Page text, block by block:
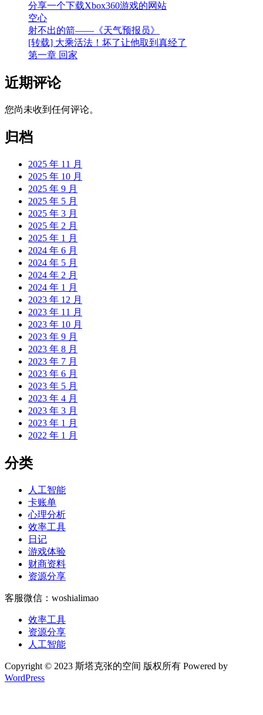
分享一个下载Xbox360游戏的网站
空心
射不出的箭——《天气预报员》
[转载] 大乘活法！坏了让他取到真经了
第一章 回家
近期评论
您尚未收到任何评论。
归档
2025 年 11 月
2025 年 10 月
2025 年 9 月
2025 年 5 月
2025 年 3 月
2025 年 2 月
2025 年 1 月
2024 年 6 月
2024 年 5 月
2024 年 2 月
2024 年 1 月
2023 年 12 月
2023 年 11 月
2023 年 10 月
2023 年 9 月
2023 年 8 月
2023 年 7 月
2023 年 6 月
2023 年 5 月
2023 年 4 月
2023 年 3 月
2023 年 1 月
2022 年 1 月
分类
人工智能
卡账单
心理分析
效率工具
日记
游戏体验
财商资料
资源分享
客服微信：woshialimao
效率工具
资源分享
人工智能
Copyright © 2023 斯塔克张的空间 版权所有 Powered by
WordPress